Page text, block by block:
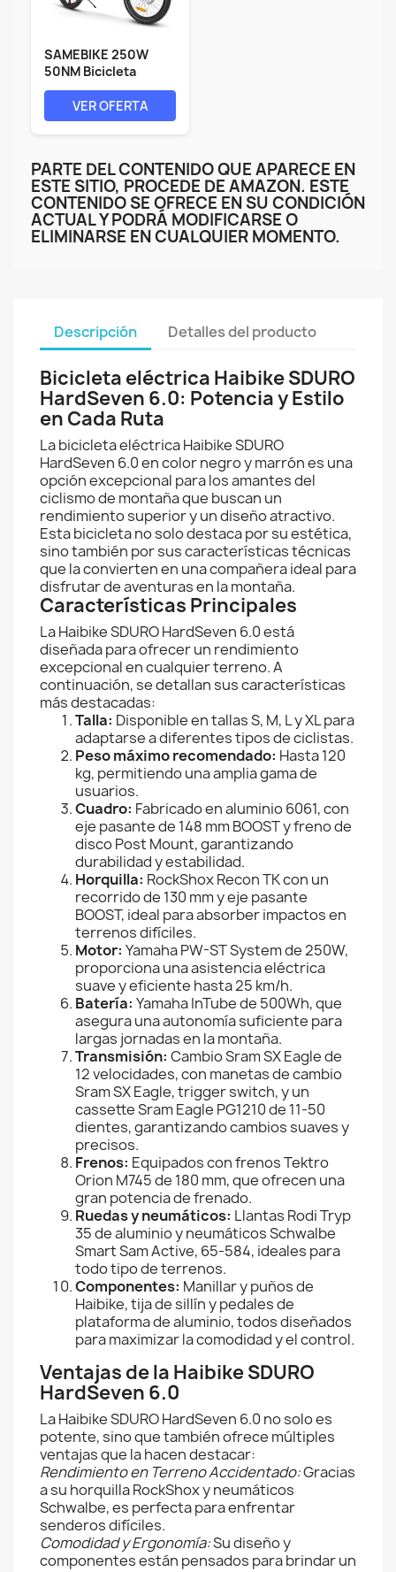
SAMEBIKE 250W
50NM Bicicleta
Eléctrica Adultos,...
VER OFERTA
PARTE DEL CONTENIDO QUE APARECE EN
ESTE SITIO, PROCEDE DE AMAZON. ESTE
CONTENIDO SE OFRECE EN SU CONDICIÓN
ACTUAL Y PODRÁ MODIFICARSE O
ELIMINARSE EN CUALQUIER MOMENTO.
Descripción Detalles del producto
Bicicleta eléctrica Haibike SDURO
HardSeven 6.0: Potencia y Estilo
en Cada Ruta
La bicicleta eléctrica Haibike SDURO
HardSeven 6.0 en color negro y marrón es una
opción excepcional para los amantes del
ciclismo de montaña que buscan un
rendimiento superior y un diseño atractivo.
Esta bicicleta no solo destaca por su estética,
sino también por sus características técnicas
que la convierten en una compañera ideal para
disfrutar de aventuras en la montaña.
Características Principales
La Haibike SDURO HardSeven 6.0 está
diseñada para ofrecer un rendimiento
excepcional en cualquier terreno. A
continuación, se detallan sus características
más destacadas:
Talla: Disponible en tallas S, M, L y XL para
adaptarse a diferentes tipos de ciclistas.
Peso máximo recomendado: Hasta 120
kg, permitiendo una amplia gama de
usuarios.
Cuadro: Fabricado en aluminio 6061, con
eje pasante de 148 mm BOOST y freno de
disco Post Mount, garantizando
durabilidad y estabilidad.
Horquilla: RockShox Recon TK con un
recorrido de 130 mm y eje pasante
BOOST, ideal para absorber impactos en
terrenos difíciles.
Motor: Yamaha PW-ST System de 250W,
proporciona una asistencia eléctrica
suave y eficiente hasta 25 km/h.
Batería: Yamaha InTube de 500Wh, que
asegura una autonomía suficiente para
largas jornadas en la montaña.
Transmisión: Cambio Sram SX Eagle de
12 velocidades, con manetas de cambio
Sram SX Eagle, trigger switch, y un
cassette Sram Eagle PG1210 de 11-50
dientes, garantizando cambios suaves y
precisos.
Frenos: Equipados con frenos Tektro
Orion M745 de 180 mm, que ofrecen una
gran potencia de frenado.
Ruedas y neumáticos: Llantas Rodi Tryp
35 de aluminio y neumáticos Schwalbe
Smart Sam Active, 65-584, ideales para
todo tipo de terrenos.
Componentes: Manillar y puños de
Haibike, tija de sillín y pedales de
plataforma de aluminio, todos diseñados
para maximizar la comodidad y el control.
Ventajas de la Haibike SDURO
HardSeven 6.0
La Haibike SDURO HardSeven 6.0 no solo es
potente, sino que también ofrece múltiples
ventajas que la hacen destacar:
Rendimiento en Terreno Accidentado:Gracias
a su horquilla RockShox y neumáticos
Schwalbe, es perfecta para enfrentar
senderos difíciles.
Comodidad y Ergonomía:Su diseño y
componentes están pensados para brindar un